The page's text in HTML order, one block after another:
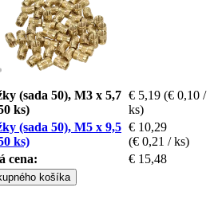
(sada 50), M3 x 5,7
ks)
€ 5,19 (€ 0,10 /
ks)
(sada 50), M5 x 9,5
ks)
€ 10,29
(€ 0,21 / ks)
cena:
€ 15,48
košíka